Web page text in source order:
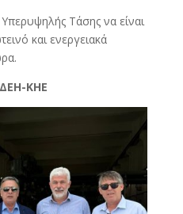
Τάσης να είναι
και ενεργειακά
ΚΗΕ